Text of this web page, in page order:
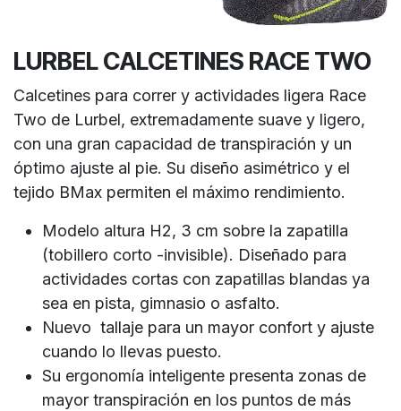
LURBEL CALCETINES RACE TWO
Calcetines para correr y actividades ligera Race
Two de Lurbel, extremadamente suave y ligero,
con una gran capacidad de transpiración y un
óptimo ajuste al pie. Su diseño asimétrico y el
tejido BMax permiten el máximo rendimiento.
Modelo altura H2, 3 cm sobre la zapatilla
(tobillero corto -invisible). Diseñado para
actividades cortas con zapatillas blandas ya
sea en pista, gimnasio o asfalto.
Nuevo tallaje para un mayor confort y ajuste
cuando lo llevas puesto.
Su ergonomía inteligente presenta zonas de
mayor transpiración en los puntos de más